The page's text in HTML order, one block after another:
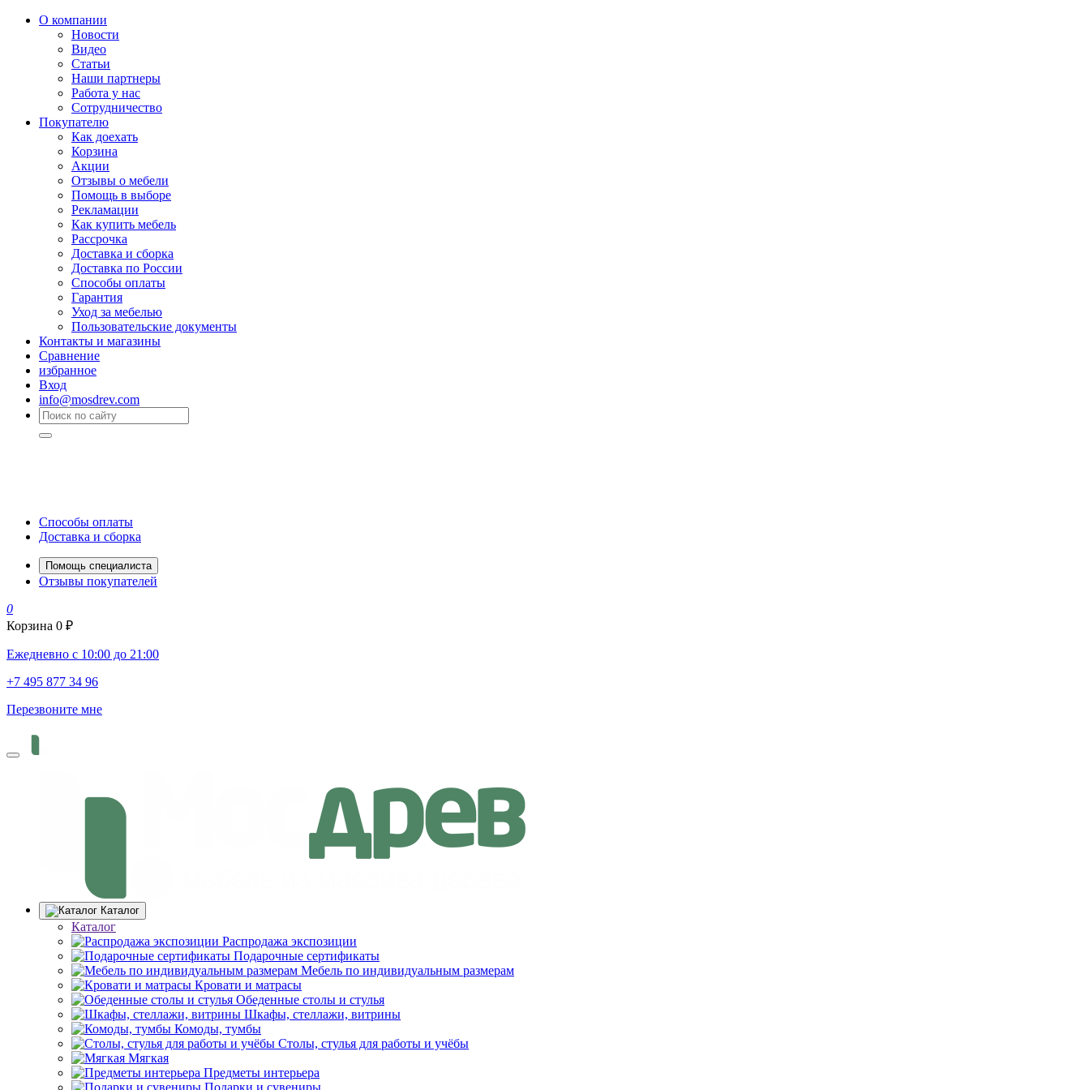
О компании
Новости
Видео
Статьи
Наши партнеры
Работа у нас
Сотрудничество
Покупателю
Как доехать
Корзина
Акции
Отзывы о мебели
Помощь в выборе
Рекламации
Как купить мебель
Рассрочка
Доставка и сборка
Доставка по России
Способы оплаты
Гарантия
Уход за мебелью
Пользовательские документы
Контакты и магазины
Сравнение
избранное
Вход
info@mosdrev.com
Способы оплаты
Доставка и сборка
Помощь специалиста
Отзывы покупателей
0
Корзина 0 ₽
Ежедневно с 10:00 до 21:00
+7 495 877 34 96
Перезвоните мне
Каталог
Каталог
Распродажа экспозиции
Подарочные сертификаты
Мебель по индивидуальным размерам
Кровати и матрасы
Обеденные столы и стулья
Шкафы, стеллажи, витрины
Комоды, тумбы
Столы, стулья для работы и учёбы
Мягкая
Предметы интерьера
Подарки и сувениры